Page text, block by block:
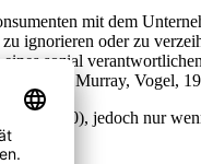
mit dem
ignorieren oder zu
sozial
(vgl. Murray, Vogel,
S. 740), jedoch nur